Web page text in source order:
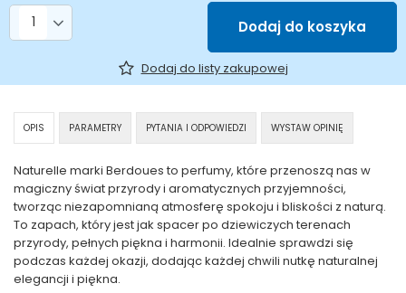
Liczba produktów
Dodaj do koszyka
Dodaj do listy zakupowej
OPIS PARAMETRY PYTANIA I ODPOWIEDZI WYSTAW OPINIĘ
Naturelle marki Berdoues to perfumy, które przenoszą nas w
magiczny świat przyrody i aromatycznych przyjemności,
tworząc niezapomnianą atmosferę spokoju i bliskości z naturą.
To zapach, który jest jak spacer po dziewiczych terenach
przyrody, pełnych piękna i harmonii. Idealnie sprawdzi się
podczas każdej okazji, dodając każdej chwili nutkę naturalnej
elegancji i piękna.